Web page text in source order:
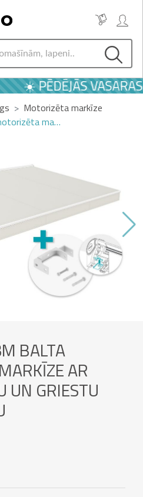
☀️ PĒDĒJĀS
Motorizēta markīze
ma…
BALTA
AR
UN GRIESTU